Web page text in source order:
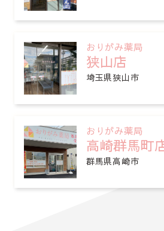
おりがみ薬局
狭山店
埼玉県狭山市
おりがみ薬局
高崎群馬町
群馬県高崎市